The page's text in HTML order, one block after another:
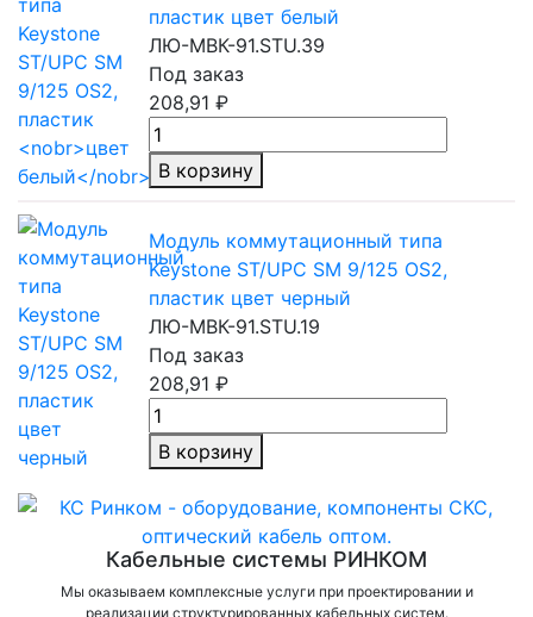
пластик цвет белый
ЛЮ-МВК-91.STU.39
Под заказ
208,91 ₽
В корзину
Модуль коммутационный типа
Keystone ST/UPC SM 9/125 OS2,
пластик цвет черный
ЛЮ-МВК-91.STU.19
Под заказ
208,91 ₽
В корзину
Кабельные системы РИНКОМ
Мы оказываем комплексные услуги при проектировании и
реализации структурированных кабельных систем.